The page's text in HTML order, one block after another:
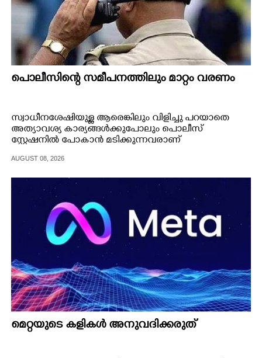
പൊലീസിന്റെ സമീപനത്തിലും മാറ്റം വരണം
സ്വാധീനശേഷിയുള്ള ആരെങ്കിലും വിളിച്ചു പറയാതെ
അത്യാവശ്യ കാര്യങ്ങൾക്കുപോലും പൊലീസ്
സ്റ്റേഷനിൽ പോകാൻ മടിക്കുന്നവരാണ്
AUGUST 08, 2026
മെറ്റയുടെ കളികൾ അനുവദിക്കരുത്